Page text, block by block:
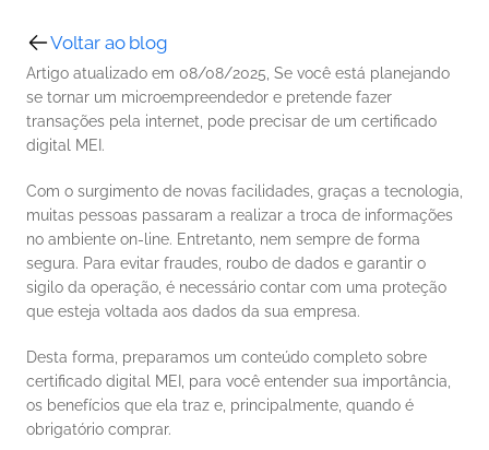
Voltar ao blog
Artigo atualizado em 08/08/2025, Se você está planejando
se tornar um microempreendedor e pretende fazer
transações pela internet, pode precisar de um certificado
digital MEI.
Com o surgimento de novas facilidades, graças a tecnologia,
muitas pessoas passaram a realizar a troca de informações
no ambiente on-line. Entretanto, nem sempre de forma
segura. Para evitar fraudes, roubo de dados e garantir o
sigilo da operação, é necessário contar com uma proteção
que esteja voltada aos dados da sua empresa.
Desta forma, preparamos um conteúdo completo sobre
certificado digital MEI, para você entender sua importância,
os benefícios que ela traz e, principalmente, quando é
obrigatório comprar.